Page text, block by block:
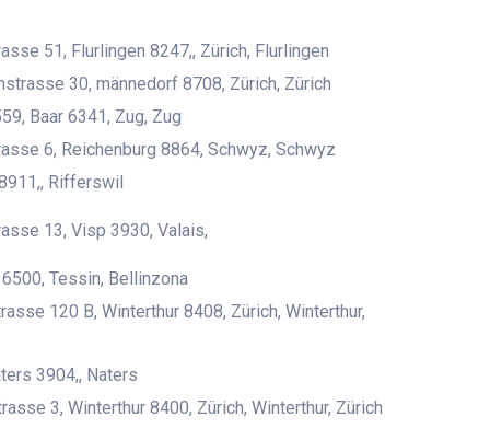
51, Flurlingen 8247,, Zürich, Flurlingen
30, männedorf 8708, Zürich, Zürich
Baar 6341, Zug, Zug
6, Reichenburg 8864, Schwyz, Schwyz
Rifferswil
13, Visp 3930, Valais,
Tessin, Bellinzona
120 B, Winterthur 8408, Zürich, Winterthur,
3904,, Naters
3, Winterthur 8400, Zürich, Winterthur, Zürich